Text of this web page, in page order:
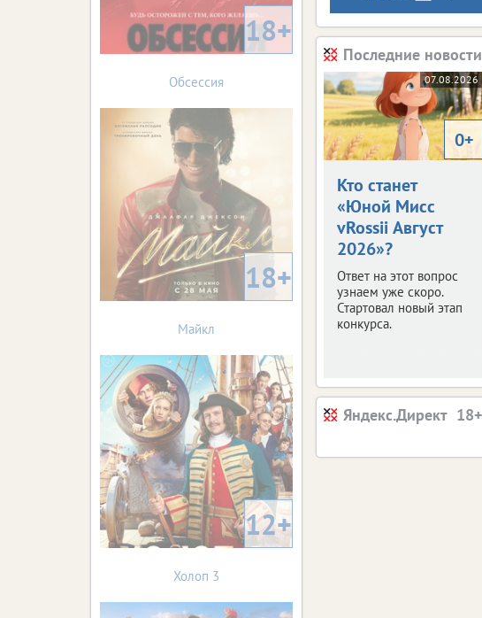
Последние новости
07.08.2026
0+
Кто станет
«Юной Мисс
vRossii Август
2026»?
Ответ на этот вопрос
узнаем уже скоро.
Стартовал новый этап
конкурса.
Яндекс.Директ
18+
Обсессия
18+
Майкл
12+
Холоп 3